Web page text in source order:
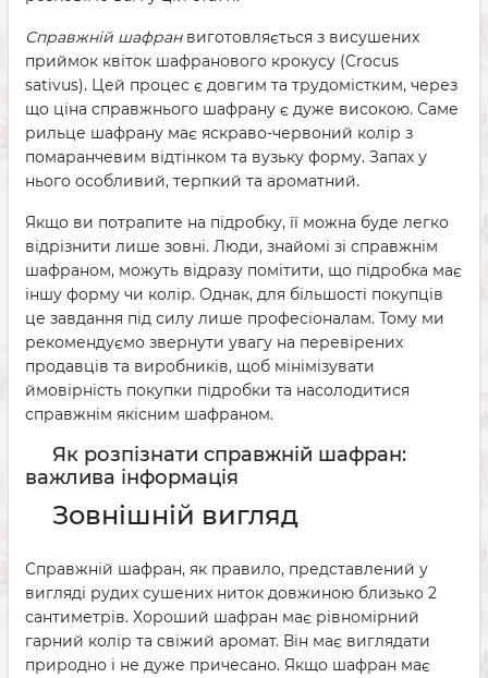
Справжній шафранвиготовляється з висушених
приймок квіток шафранового крокусу (Crocus
sativus). Цей процес є довгим та трудомістким, через
що ціна справжнього шафрану є дуже високою. Саме
рильце шафрану має яскраво-червоний колір з
помаранчевим відтінком та вузьку форму. Запах у
нього особливий, терпкий та ароматний.
Якщо ви потрапите на підробку, її можна буде легко
відрізнити лише зовні. Люди, знайомі зі справжнім
шафраном, можуть відразу помітити, що підробка має
іншу форму чи колір. Однак, для більшості покупців
це завдання під силу лише професіоналам. Тому ми
рекомендуємо звернути увагу на перевірених
продавців та виробників, щоб мінімізувати
ймовірність покупки підробки та насолодитися
справжнім якісним шафраном.
Як розпізнати справжній шафран:
важлива інформація
Зовнішній вигляд
Справжній шафран, як правило, представлений у
вигляді рудих сушених ниток довжиною близько 2
сантиметрів. Хороший шафран має рівномірний
гарний колір та свіжий аромат. Він має виглядати
природно і не дуже причесано. Якщо шафран має